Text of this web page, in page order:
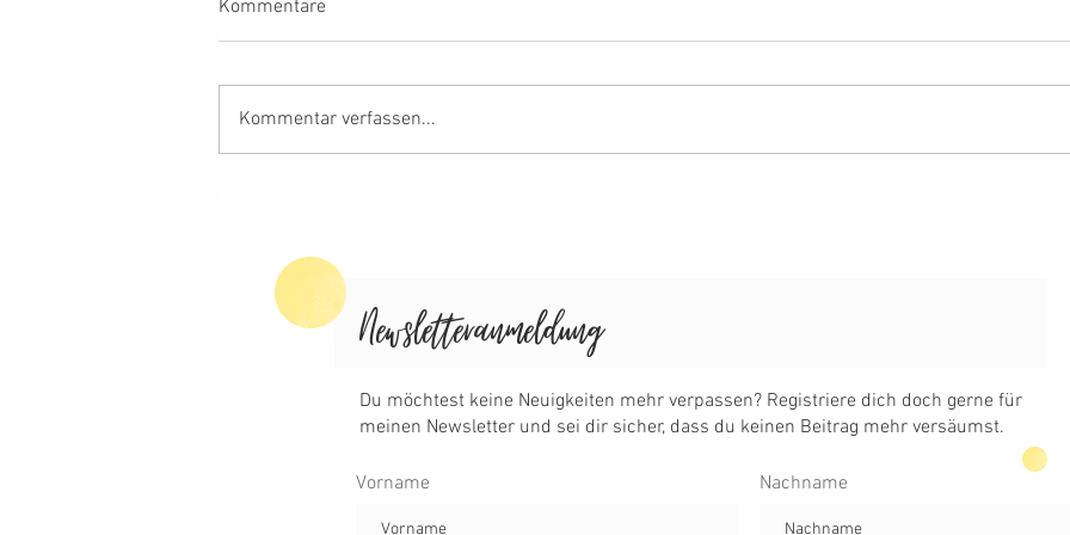
Birnenkompott 🍐
Kommentare
Kommentar verfassen...
Vorname Nachname